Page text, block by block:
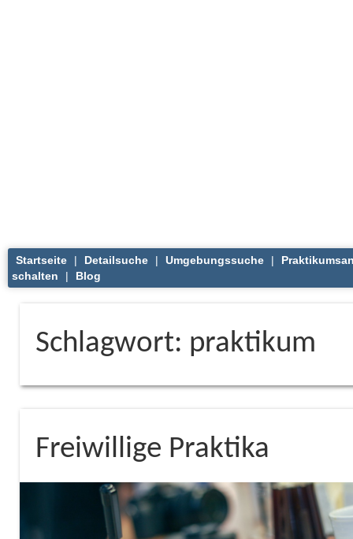
Startseite | Detailsuche | Umgebungssuche |
schalten
| Blog
Schlagwort: praktikum
Freiwillige Praktika